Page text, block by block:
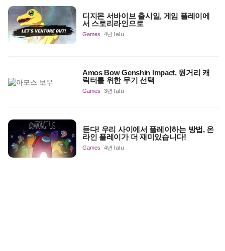
디지몬 서바이브 출시일, 게임 플레이에
서 스토리라인으로
Games 4년 lalu
Amos Bow Genshin Impact, 원거리 캐
릭터를 위한 무기 선택
Games 3년 lalu
듣다! 우리 사이에서 플레이하는 방법, 온
라인 플레이가 더 재미있습니다!
Games 4년 lalu